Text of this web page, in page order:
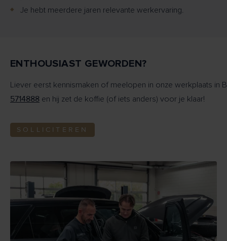
Je hebt meerdere jaren relevante werkervaring.
ENTHOUSIAST GEWORDEN?
Liever eerst kennismaken of meelopen in onze werkplaats in
5714888 en hij zet de koffie (of iets anders) voor je klaar!
SOLLICITEREN